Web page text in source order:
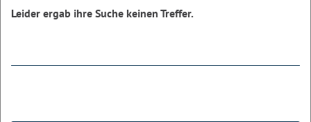
Leider ergab ihre Suche keinen Treffer.